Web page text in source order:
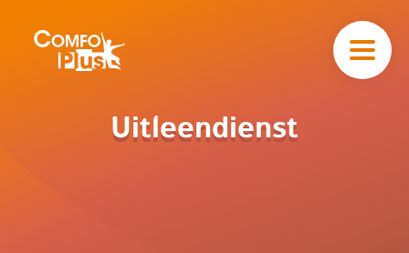
Uitleendienst
navigatieComfoPlus